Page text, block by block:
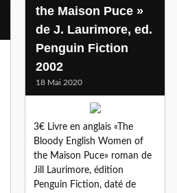
the Maison Puce »
de J. Laurimore, ed.
Penguin Fiction
2002
18 Mai 2020
3€ Livre en anglais «The
Bloody English Women of
the Maison Puce» roman de
Jill Laurimore, édition
Penguin Fiction, daté de